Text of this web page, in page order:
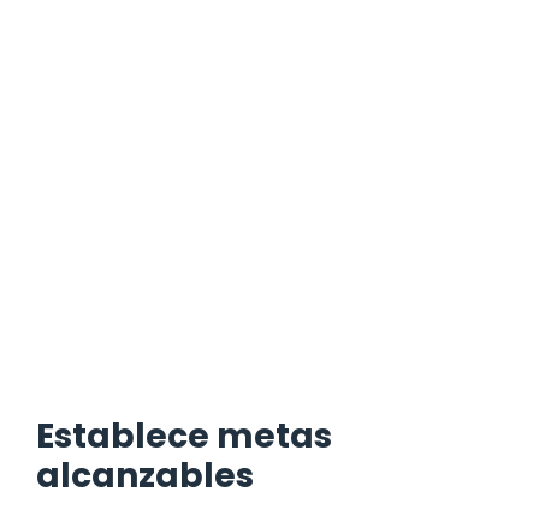
Establece metas
alcanzables